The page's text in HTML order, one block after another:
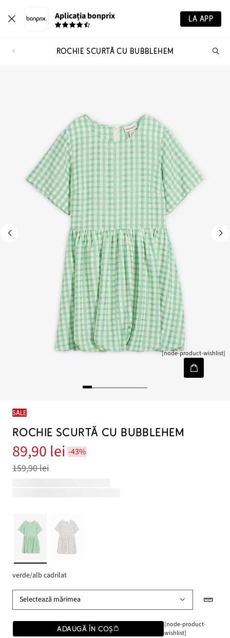
Aplicația bonprix LA APP
ROCHIE SCURTĂ CU BUBBLEHEM
[node-product-wishlist]
SALE
ROCHIE SCURTĂ CU BUBBLEHEM
89,90 lei -43%
159,90 lei
verde/alb cadrilat
Selectează mărimea
ADAUGĂ ÎN COȘ
[node-product-
wishlist]